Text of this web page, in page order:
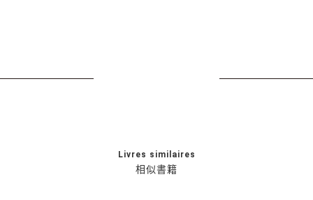
相似書籍
Livres similaires